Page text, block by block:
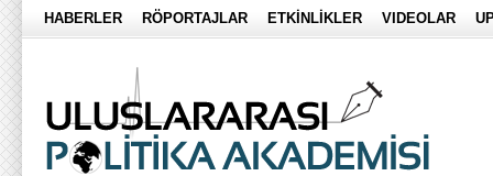
HABERLER RÖPORTAJLAR ETKİNLİKLER VIDEOLAR